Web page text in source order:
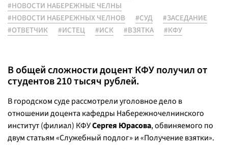
#НОВОСТИ НАБЕРЕЖНЫЕ ЧЕЛНЫ
#НОВОСТИ НАБЕРЕЖНЫХ ЧЕЛНОВ
#СУД
#ЗАСЕДАНИЕ
#ОТВЕТЧИК
#ИСТЕЦ #ИСК #ВЗЯТКА #КФУ
В общей сложности доцент КФУ получил от
студентов 210 тысяч рублей.
В городском суде рассмотрели уголовное дело в
отношении доцента кафедры Набережночелнинского
институт (филиал) КФУСергея Юрасова, обвиняемого по
двум статьям «Служебный подлог» и «Получение взятки».